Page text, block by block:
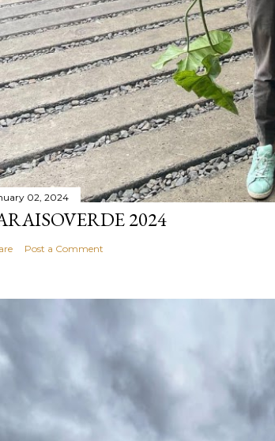
02, 2024
2024
Post a Comment